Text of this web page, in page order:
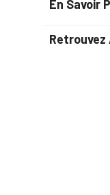
En Savoir
Retrouvez